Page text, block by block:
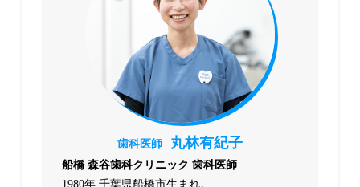
歯科医師 丸林有紀子
船橋 森谷歯科クリニック 歯科医師
1980年 千葉県船橋市生まれ。